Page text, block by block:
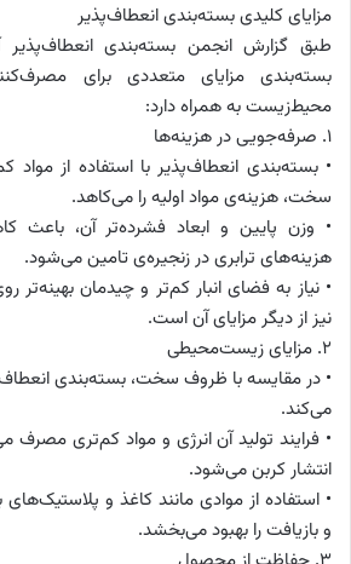
مزایای کلیدی بسته‌بندی انعطاف‌پذیر
بسته‌بندی مزایای متعددی برای
محیط‌زیست به همراه دارد:
۱. صرفه‌جویی در هزینه‌ها
• بسته‌بندی انعطاف‌پذیر با استفاده از
سخت، هزینه‌ی مواد اولیه را می‌کاهد.
• وزن پایین و ابعاد فشرده‌تر آن،
هزینه‌های ترابری در زنجیره‌ی تامین می‌شود.
• نیاز به فضای انبار کم‌تر و چیدمان
نیز از دیگر مزایای آن است.
۲. مزایای زیست‌محیطی
• در مقایسه با ظروف سخت، بسته‌بندی
می‌کند.
• فرایند تولید آن انرژی و مواد کم‌تری
انتشار کربن می‌شود.
• استفاده از موادی مانند کاغذ و پلاستیک‌های
و بازیافت را بهبود می‌بخشد.